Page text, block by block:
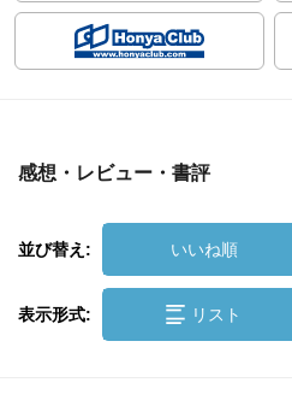
感想・レビュー・書評
並び替え: いいね順
表示形式: リスト